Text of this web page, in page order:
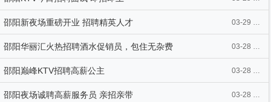
邵阳新夜场重磅开业 招聘精英人才 03-29 08:17
邵阳华丽汇火热招聘酒水促销员，包住无杂费 03-28 22:05
邵阳巅峰KTV招聘高薪公主 03-28 22:05
邵阳夜场诚聘高薪服务员 亲招亲带 03-28 22:05